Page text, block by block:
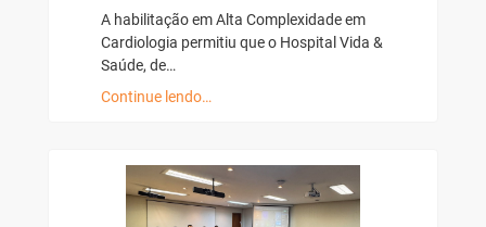
A habilitação em Alta Complexidade em
Cardiologia permitiu que o Hospital Vida &
Saúde, de…
Continue lendo…